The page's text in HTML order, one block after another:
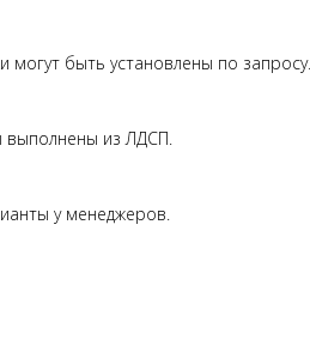
могут быть установлены по запросу.
выполнены из ЛДСП.
у менеджеров.